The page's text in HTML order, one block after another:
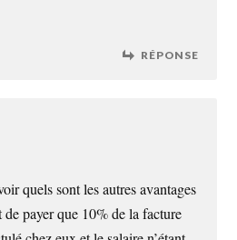
RÉPONSE
quels sont les autres avantages
de payer que 10% de la facture